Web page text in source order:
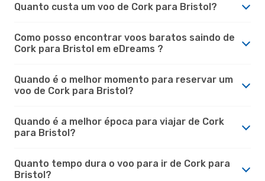
Quanto custa um voo de Cork para Bristol?
Como posso encontrar voos baratos saindo de
Cork para Bristol em eDreams ?
Quando é o melhor momento para reservar um
voo de Cork para Bristol?
Quando é a melhor época para viajar de Cork
para Bristol?
Quanto tempo dura o voo para ir de Cork para
Bristol?